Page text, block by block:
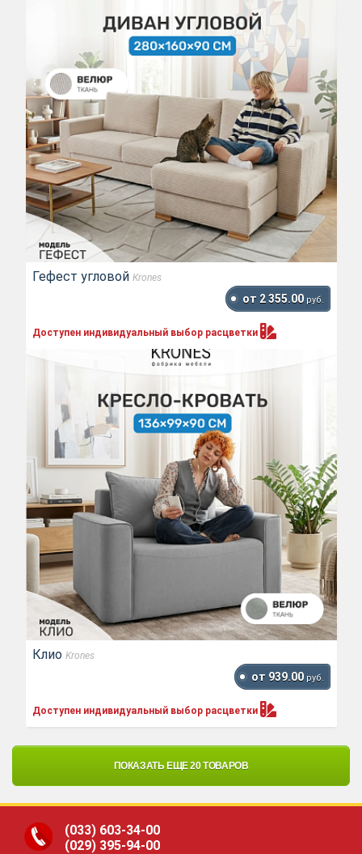
Гефест угловой Krones
от 2 355.00 руб.
Доступен индивидуальный выбор расцветки
Клио Krones
от 939.00 руб.
Доступен индивидуальный выбор расцветки
ПОКАЗАТЬ ЕЩЕ 20 ТОВАРОВ
(033) 603-34-00
(029) 395-94-00